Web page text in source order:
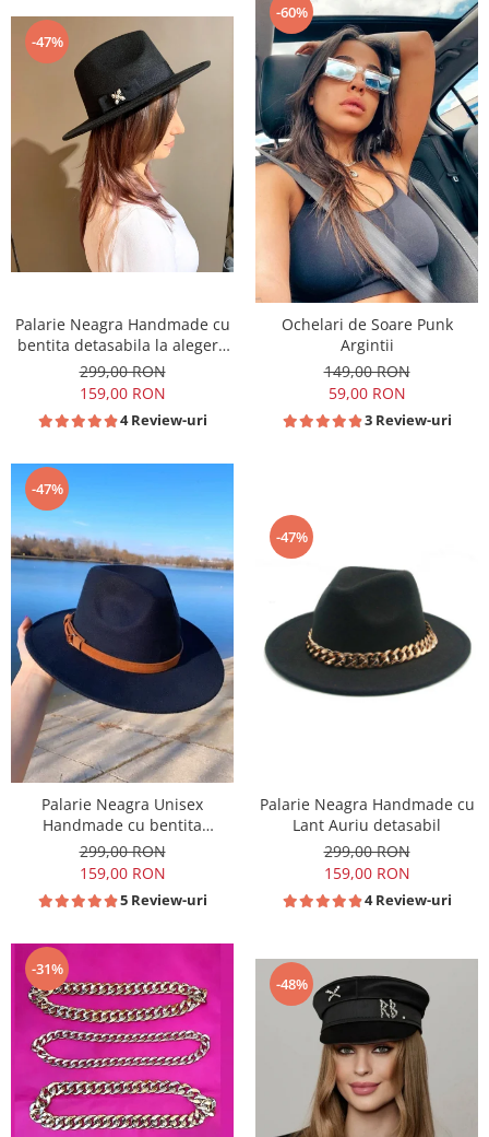
-47%
Palarie Neagra Handmade cu
bentita detasabila la alegere
si accesoriu
299,00 RON
159,00 RON
4 Review-uri
-60%
Ochelari de Soare Punk
Argintii
149,00 RON
59,00 RON
3 Review-uri
-47%
Palarie Neagra Unisex
Handmade cu bentita
detasabila din piele maro
299,00 RON
159,00 RON
5 Review-uri
-47%
Palarie Neagra Handmade cu
Lant Auriu detasabil
299,00 RON
159,00 RON
4 Review-uri
-31%
-48%